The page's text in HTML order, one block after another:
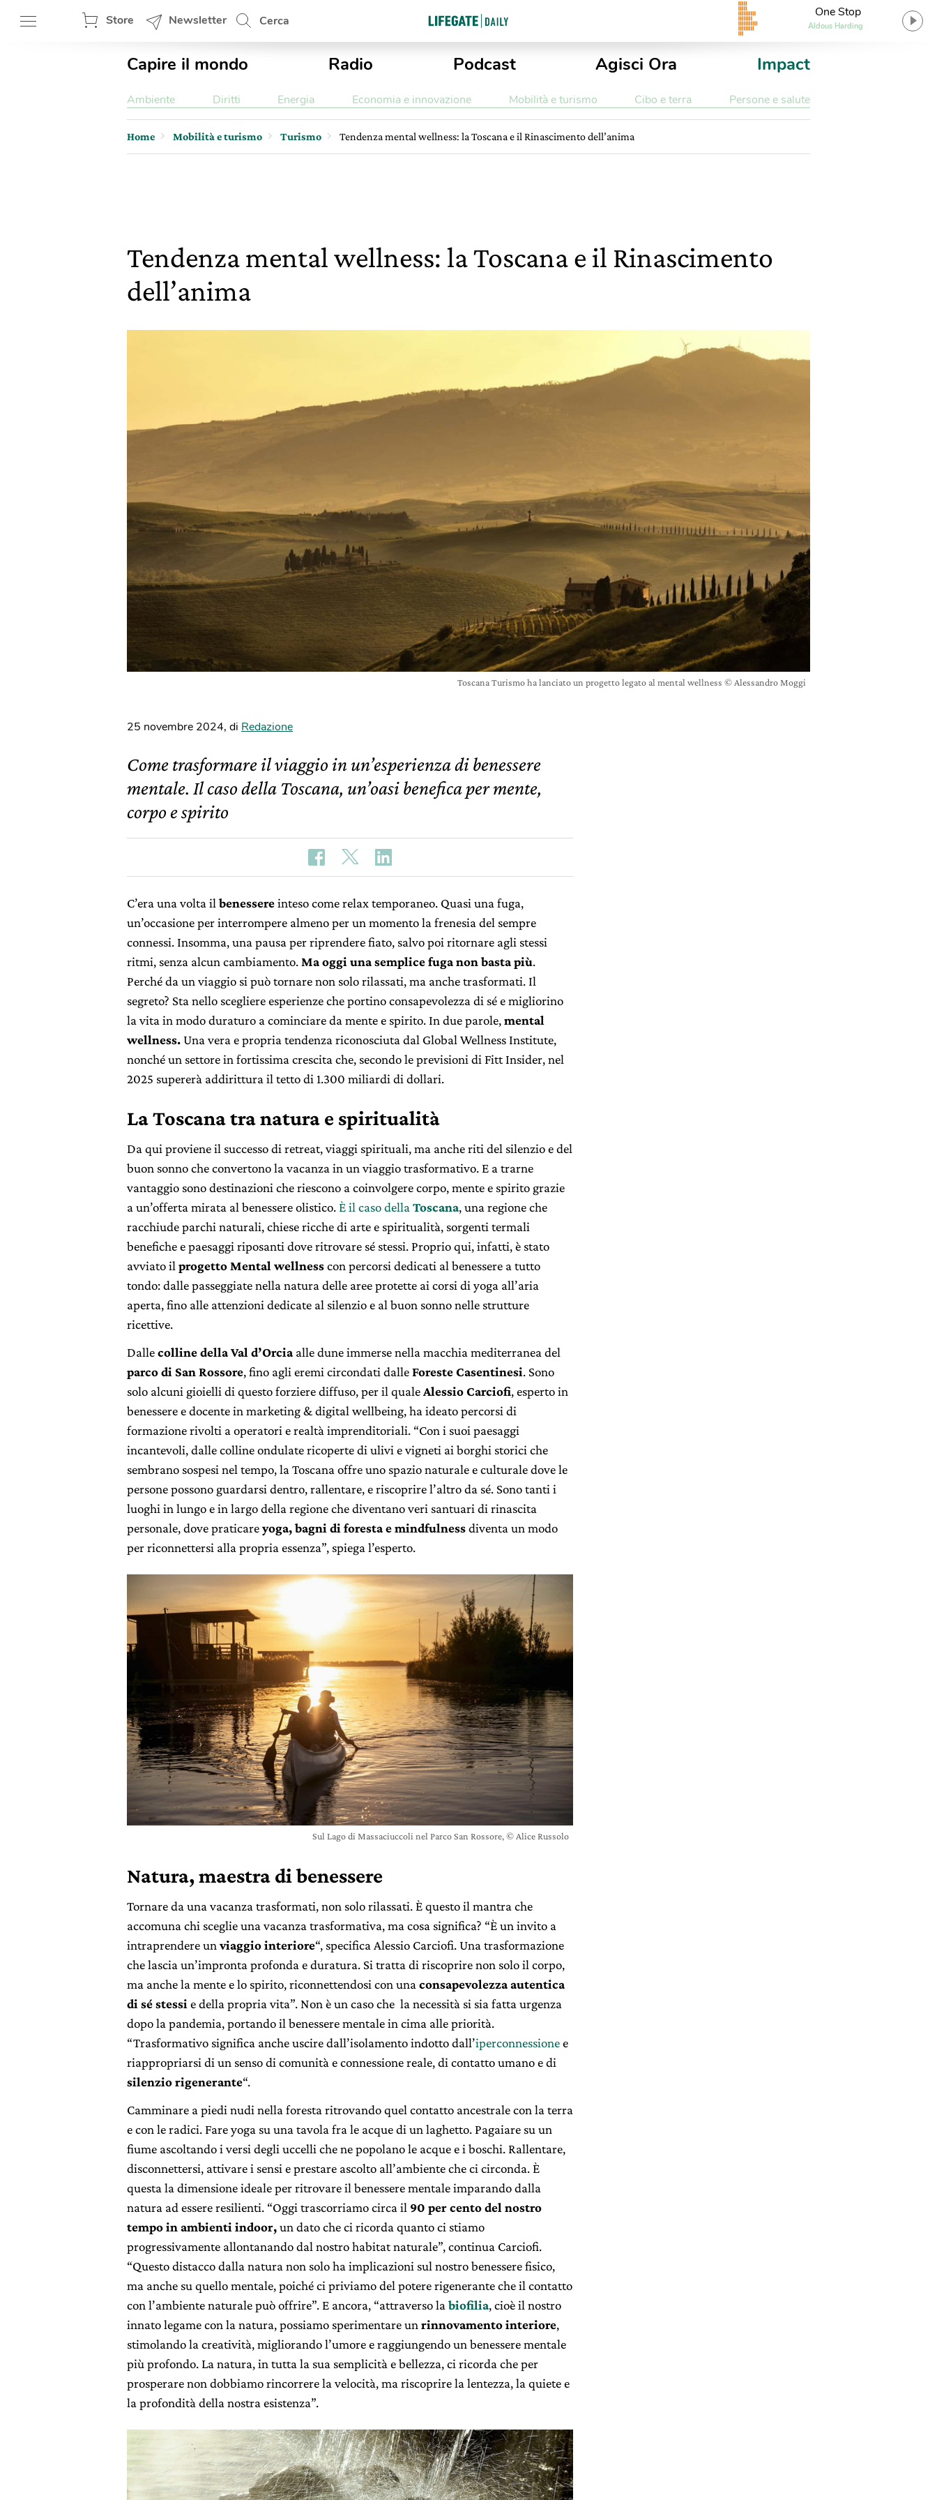
Store Newsletter Cerca
One Stop
Aldous Harding
Capire il mondo Radio Podcast Agisci Ora Impact
Ambiente Diritti Energia Economia e innovazione Mobilità e turismo Cibo e terra Persone e salute
Home Mobilità e turismo Turismo Tendenza mental wellness: la Toscana e il Rinascimento dell’anima
Tendenza mental wellness: la Toscana e il Rinascimento
dell’anima
Toscana Turismo ha lanciato un progetto legato al mental wellness © Alessandro Moggi
25 novembre 2024, di Redazione
Come trasformare il viaggio in un’esperienza di benessere
mentale. Il caso della Toscana, un’oasi benefica per mente,
corpo e spirito
C’era una volta ilbenessereinteso come relax temporaneo. Quasi una fuga,
un’occasione per interrompere almeno per un momento la frenesia del sempre
connessi. Insomma, una pausa per riprendere fiato, salvo poi ritornare agli stessi
ritmi, senza alcun cambiamento.Ma oggi una semplice fuga non basta più.
Perché da un viaggio si può tornare non solo rilassati, ma anche trasformati. Il
segreto? Sta nello scegliere esperienze che portino consapevolezza di sé e migliorino
la vita in modo duraturo a cominciare da mente e spirito. In due parole,mental
wellness.Una vera e propria tendenza riconosciuta dal Global Wellness Institute,
nonché un settore in fortissima crescita che, secondo le previsioni di Fitt Insider, nel
2025 supererà addirittura il tetto di 1.300 miliardi di dollari.
La Toscana tra natura e spiritualità
Da qui proviene il successo di retreat, viaggi spirituali, ma anche riti del silenzio e del
buon sonno che convertono la vacanza in un viaggio trasformativo. E a trarne
vantaggio sono destinazioni che riescono a coinvolgere corpo, mente e spirito grazie
a un’offerta mirata al benessere olistico. È il caso della Toscana, una regione che
racchiude parchi naturali, chiese ricche di arte e spiritualità, sorgenti termali
benefiche e paesaggi riposanti dove ritrovare sé stessi. Proprio qui, infatti, è stato
avviato il progetto Mental wellnesscon percorsi dedicati al benessere a tutto
tondo: dalle passeggiate nella natura delle aree protette ai corsi di yoga all’aria
aperta, fino alle attenzioni dedicate al silenzio e al buon sonno nelle strutture
ricettive.
Dallecolline della Val d’Orcia alle dune immerse nella macchia mediterranea del
parco di San Rossore, fino agli eremi circondati dalleForeste Casentinesi. Sono
solo alcuni gioielli di questo forziere diffuso, per il qualeAlessio Carciofi, esperto in
benessere e docente in marketing & digital wellbeing, ha ideato percorsi di
formazione rivolti a operatori e realtà imprenditoriali. “Con i suoi paesaggi
incantevoli, dalle colline ondulate ricoperte di ulivi e vigneti ai borghi storici che
sembrano sospesi nel tempo, la Toscana offre uno spazio naturale e culturale dove le
persone possono guardarsi dentro, rallentare, e riscoprire l’altro da sé. Sono tanti i
luoghi in lungo e in largo della regione che diventano veri santuari di rinascita
personale, dove praticareyoga, bagni di foresta e mindfulnessdiventa un modo
per riconnettersi alla propria essenza”, spiega l’esperto.
Sul Lago di Massaciuccoli nel Parco San Rossore, © Alice Russolo
Natura, maestra di benessere
Tornare da una vacanza trasformati, non solo rilassati. È questo il mantra che
accomuna chi sceglie una vacanza trasformativa, ma cosa significa? “È un invito a
intraprendere un viaggio interiore“, specifica Alessio Carciofi. Una trasformazione
che lascia un’impronta profonda e duratura. Si tratta di riscoprire non solo il corpo,
ma anche la mente e lo spirito, riconnettendosi con una consapevolezza autentica
di sé stessi e della propria vita”. Non è un caso che la necessità si sia fatta urgenza
dopo la pandemia, portando il benessere mentale in cima alle priorità.
“Trasformativo significa anche uscire dall’isolamento indotto dall’iperconnessionee
riappropriarsi di un senso di comunità e connessione reale, di contatto umano e di
silenzio rigenerante“.
Camminare a piedi nudi nella foresta ritrovando quel contatto ancestrale con la terra
e con le radici. Fare yoga su una tavola fra le acque di un laghetto. Pagaiare su un
fiume ascoltando i versi degli uccelli che ne popolano le acque e i boschi. Rallentare,
disconnettersi, attivare i sensi e prestare ascolto all’ambiente che ci circonda. È
questa la dimensione ideale per ritrovare il benessere mentale imparando dalla
natura ad essere resilienti. “Oggi trascorriamo circa il 90 per cento del nostro
tempo in ambienti indoor,un dato che ci ricorda quanto ci stiamo
progressivamente allontanando dal nostro habitat naturale”, continua Carciofi.
“Questo distacco dalla natura non solo ha implicazioni sul nostro benessere fisico,
ma anche su quello mentale, poiché ci priviamo del potere rigenerante che il contatto
con l’ambiente naturale può offrire”. E ancora, “attraverso labiofilia, cioè il nostro
innato legame con la natura, possiamo sperimentare un rinnovamento interiore,
stimolando la creatività, migliorando l’umore e raggiungendo un benessere mentale
più profondo. La natura, in tutta la sua semplicità e bellezza, ci ricorda che per
prosperare non dobbiamo rincorrere la velocità, ma riscoprire la lentezza, la quiete e
la profondità della nostra esistenza”.